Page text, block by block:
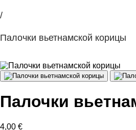
/
Палочки вьетнамской корицы
Палочки
4,00 €